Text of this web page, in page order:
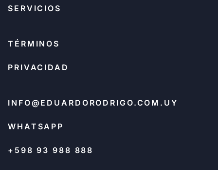
SERVICIOS
TÉRMINOS
PRIVACIDAD
INFO@EDUARDORODRIGO.COM.UY
WHATSAPP
+598 93 988 888